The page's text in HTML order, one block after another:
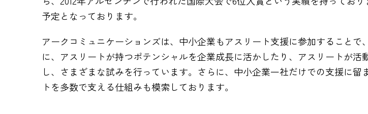
予定となっております。
アークコミュニケーションズは、中小企業もアスリート支援に参加すること
に、アスリートが持つポテンシャルを企業成長に活かしたり、アスリートが
し、さまざまな試みを行っています。さらに、中小企業一社だけでの支援に
トを多数で支える仕組みも模索しております。